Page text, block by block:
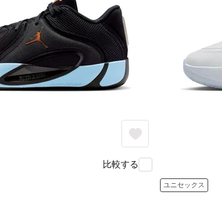
比較する
ユニセックス